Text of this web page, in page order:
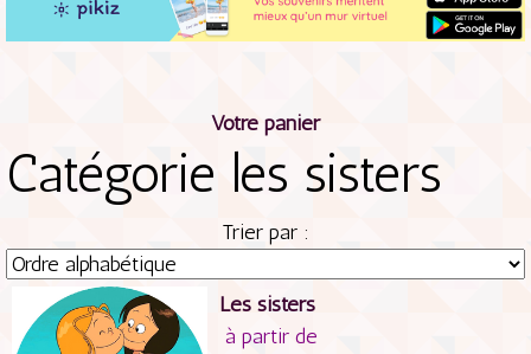
Votre panier
Catégorie les sisters
Trier par :
Les sisters
à partir de